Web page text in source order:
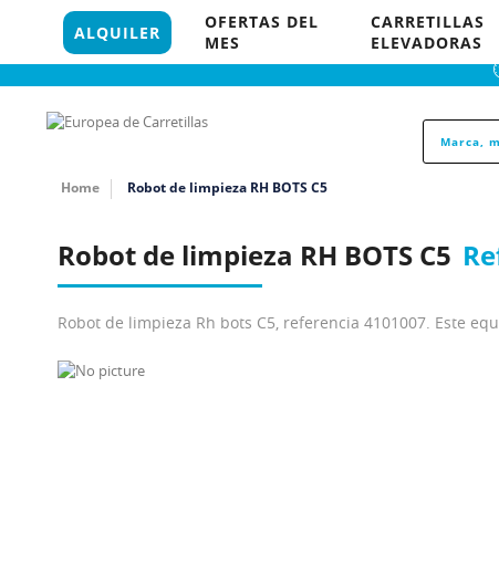
96 121 18 35 845
ALQUILER
OFERTAS DEL
MES
CARRETILLAS
ELEVADORAS
Home Robot de limpieza RH BOTS C5
Robot de limpieza RH BOTS C5
Robot de limpieza Rh bots C5, referencia 4101007. Este